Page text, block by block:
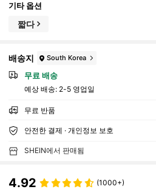
기타 옵션
짧다
배송지 South Korea
무료 배송
예상 배송: 2-5 영업일
무료 반품
안전한 결제 · 개인정보 보호
SHEIN에서 판매됨
4.92 (1000+)